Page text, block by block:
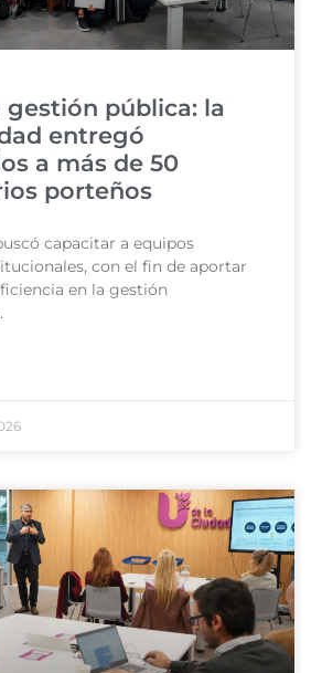
gestión pública: la
entregó
a más de 50
porteños
capacitar a equipos
con el fin de aportar
en la gestión